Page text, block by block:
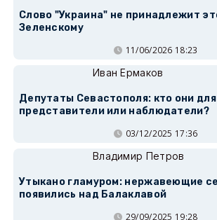
Слово "Украина" не принадлежит
Зеленскому
11/06/2026 18:23
Иван Ермаков
Депутаты Севастополя: кто они
представители или наблюдатели?
03/12/2025 17:36
Владимир Петров
Утыкано гламуром: нержавеющие
появились над Балаклавой
29/09/2025 19:28